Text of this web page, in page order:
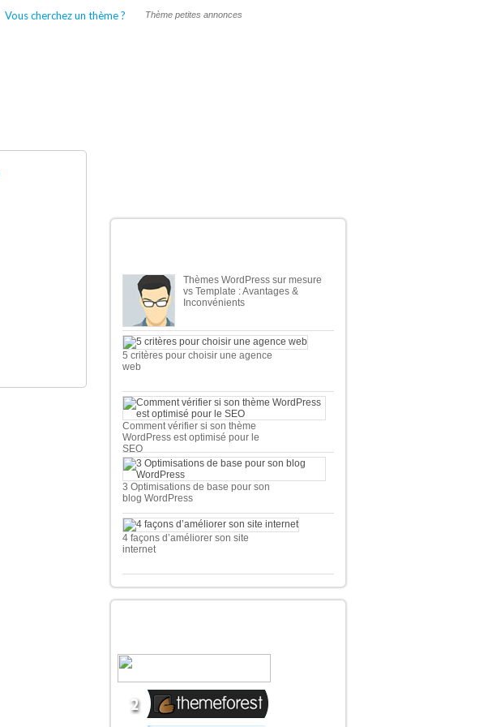
Vous cherchez un thème ?
Thèmes WordPress sur mesure
vs Template : Avantages &
Inconvénients
5 critères pour choisir une agence
web
Comment vérifier si son thème
WordPress est optimisé pour le
SEO
3 Optimisations de base pour son
blog WordPress
4 façons d’améliorer son site
internet